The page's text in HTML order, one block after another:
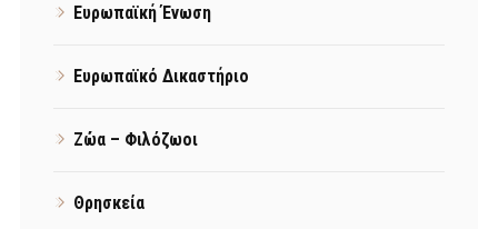
Ευρωπαϊκή Ένωση
Ευρωπαϊκό Δικαστήριο
Ζώα – Φιλόζωοι
Θρησκεία